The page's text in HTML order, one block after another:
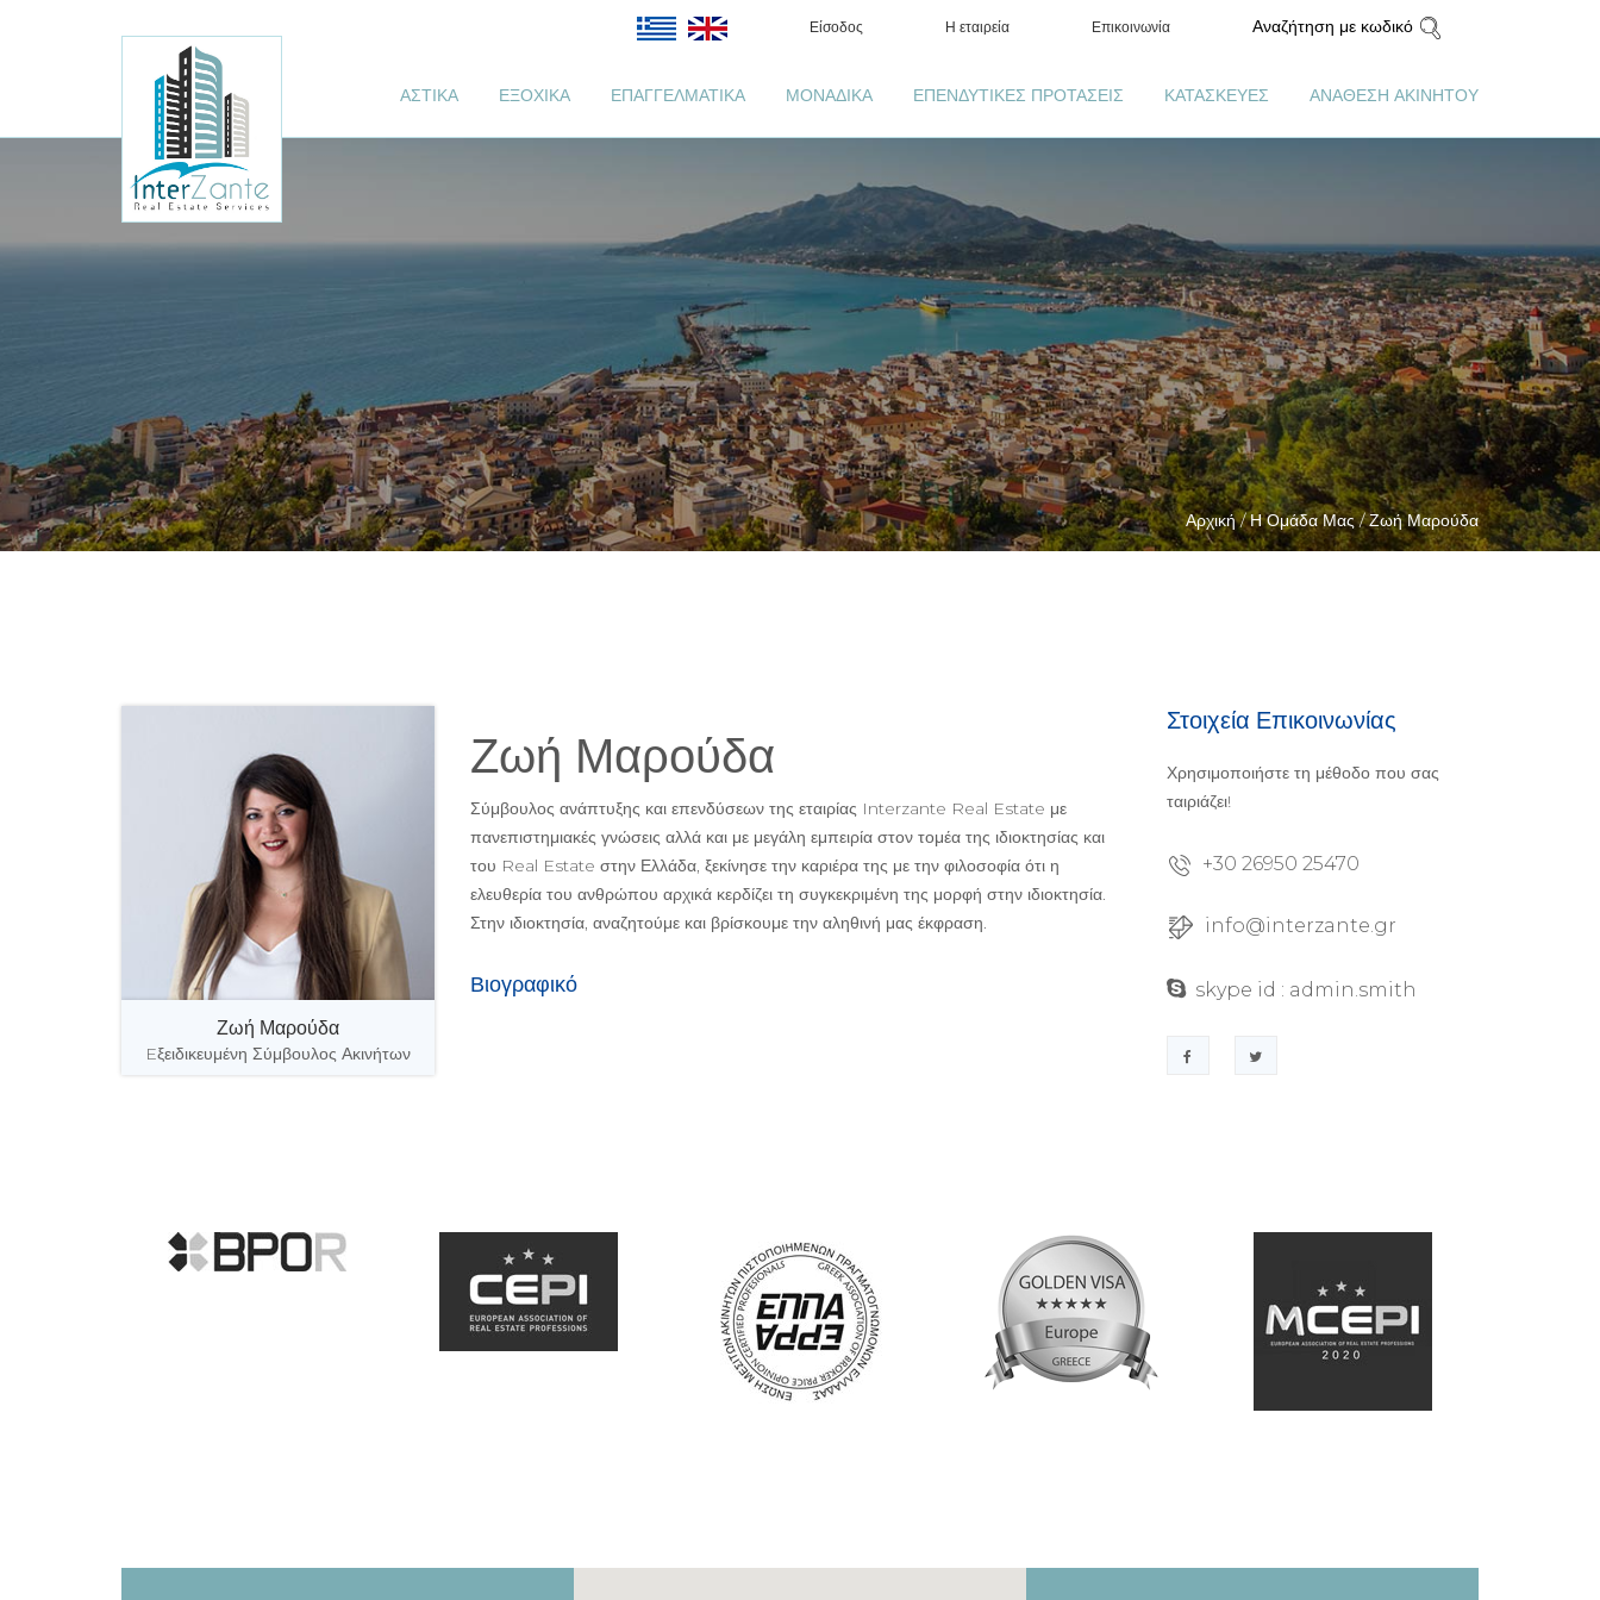
Είσοδος Η εταιρεία Επικοινωνία Αναζήτηση με κωδικό
ΑΣΤΙΚΑ ΕΞΟΧΙΚΑ ΕΠΑΓΓΕΛΜΑΤΙΚΑ ΜΟΝΑΔΙΚΑ ΕΠΕΝΔΥΤΙΚΕΣ ΠΡΟΤΑΣΕΙΣ ΚΑΤΑΣΚΕΥΕΣ ΑΝΑΘΕΣΗ ΑΚΙΝΗΤΟΥ
Αρχική / Η Ομάδα Μας / Ζωή Μαρούδα
Ζωή Μαρούδα
Eξειδικευμένη Σύμβουλος Ακινήτων
Ζωή Μαρούδα
Σύμβουλος ανάπτυξης και επενδύσεων της εταιρίας Interzante Real Estate με
πανεπιστημιακές γνώσεις αλλά και με μεγάλη εμπειρία στον τομέα της ιδιοκτησίας και
του Real Estate στην Ελλάδα, ξεκίνησε την καριέρα της με την φιλοσοφία ότι η
ελευθερία του ανθρώπου αρχικά κερδίζει τη συγκεκριμένη της μορφή στην ιδιοκτησία.
Στην ιδιοκτησία, αναζητούμε και βρίσκουμε την αληθινή μας έκφραση.
Βιογραφικό
Στοιχεία Επικοινωνίας
Χρησιμοποιήστε τη μέθοδο που σας
ταιριάζει!
+30 26950 25470
info@interzante.gr
skype id : admin.smith